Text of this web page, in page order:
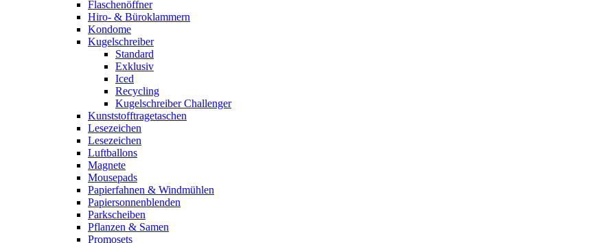
Flaschenöffner
Hiro- & Büroklammern
Kondome
Kugelschreiber
Standard
Exklusiv
Iced
Recycling
Kugelschreiber Challenger
Kunststofftragetaschen
Lesezeichen
Lesezeichen
Luftballons
Magnete
Mousepads
Papierfahnen & Windmühlen
Papiersonnenblenden
Parkscheiben
Pflanzen & Samen
Promosets